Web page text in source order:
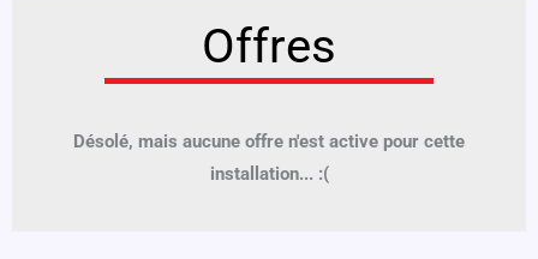
Offres
Désolé, mais aucune offre n'est active pour cette
installation... :(